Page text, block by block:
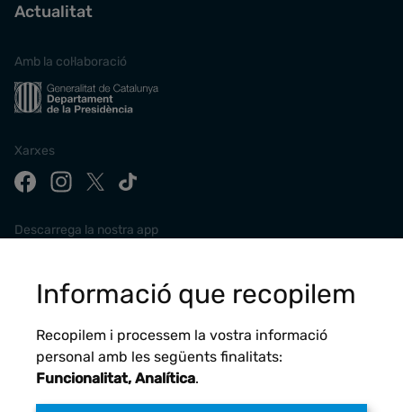
Actualitat
Amb la col·laboració
Xarxes
Descarrega la nostra app
Informació que recopilem
Recopilem i processem la vostra informació
personal amb les següents finalitats:
Funcionalitat, Analítica.